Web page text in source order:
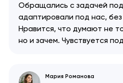
Обращались с задачей
адаптировали под нас,
Нравится, что думают не
но и зачем. Чувствуется
Мария Романова